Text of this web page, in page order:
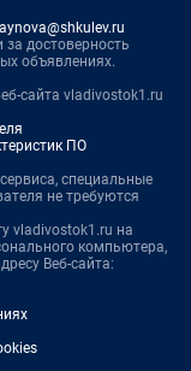
за достоверность
объявлениях.
сайта vladivostok1.ru
ПО
специальные
не требуются
vladivostok1.ru на
компьютера,
Веб-сайта: